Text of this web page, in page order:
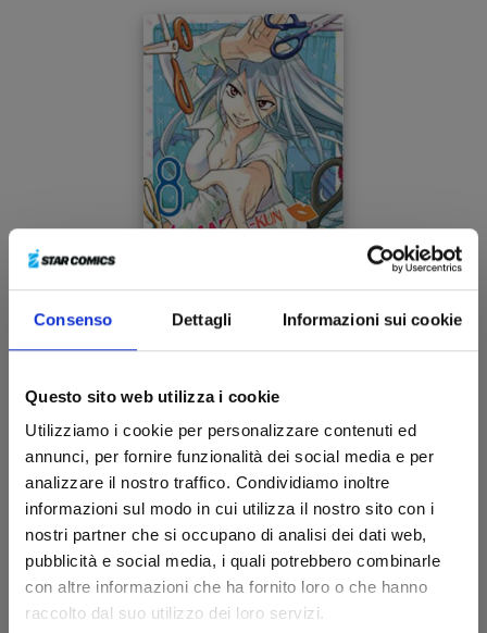
Consenso Dettagli Informazioni sui cookie
Questo sito web utilizza i cookie
Utilizziamo i cookie per personalizzare contenuti ed
annunci, per fornire funzionalità dei social media e per
analizzare il nostro traffico. Condividiamo inoltre
informazioni sul modo in cui utilizza il nostro sito con i
nostri partner che si occupano di analisi dei dati web,
pubblicità e social media, i quali potrebbero combinarle
con altre informazioni che ha fornito loro o che hanno
raccolto dal suo utilizzo dei loro servizi.
YAMADA-KUN E LE 7 STREGHE n. 8
€ 4,30